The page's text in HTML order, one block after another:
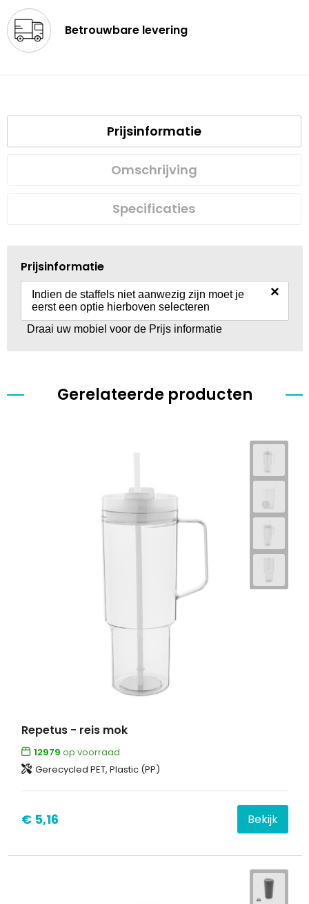
Betrouwbare levering
Prijsinformatie
Omschrijving
Specificaties
Prijsinformatie
Indien de staffels niet aanwezig zijn moet je
eerst een optie hierboven selecteren
×
Draai uw mobiel voor de Prijs informatie
Gerelateerde producten
Repetus - reis mok
12979 op voorraad
Gerecycled PET, Plastic (PP)
€ 5,16 Bekijk